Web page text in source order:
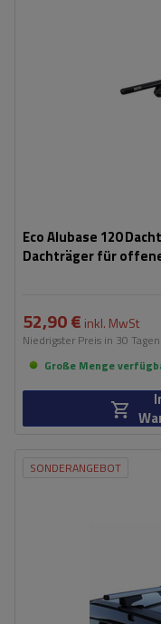
Eco Alubase 120
Dachträger für
52,90 € inkl. MwSt
Niedrigster Preis in 30
Große Menge
SONDERANGEBOT